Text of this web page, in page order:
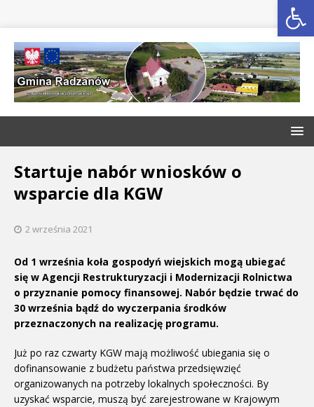
Startuje nabór wniosków o
wsparcie dla KGW
2 września 2021
Od 1 września koła gospodyń wiejskich mogą ubiegać
się w Agencji Restrukturyzacji i Modernizacji Rolnictwa
o przyznanie pomocy finansowej. Nabór będzie trwać do
30 września bądź do wyczerpania środków
przeznaczonych na realizację programu.
Już po raz czwarty KGW mają możliwość ubiegania się o
dofinansowanie z budżetu państwa przedsięwzięć
organizowanych na potrzeby lokalnych społeczności. By
uzyskać wsparcie, muszą być zarejestrowane w Krajowym